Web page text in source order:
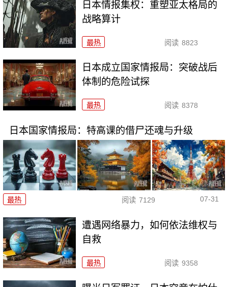
日本情报集权：重塑亚太格局的
战略算计
最热 阅读 8823
日本成立国家情报局：突破战后
体制的危险试探
最热 阅读 8378
日本国家情报局：特高课的借尸还魂与升级
最热 阅读 7129 07-31
遭遇网络暴力，如何依法维权与
自救
最热 阅读 9358